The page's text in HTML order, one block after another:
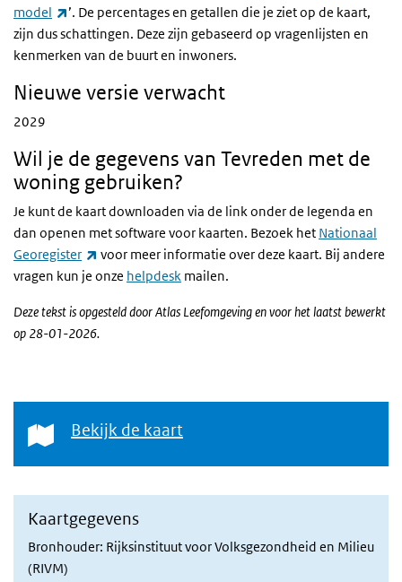
model
(externe link)
’. De percentages en getallen die je ziet op de kaart,
zijn dus schattingen. Deze zijn gebaseerd op vragenlijsten en
kenmerken van de buurt en inwoners.
Nieuwe versie verwacht
2029
Wil je de gegevens van Tevreden met de
woning gebruiken?
Je kunt de kaart downloaden via de link onder de legenda en
dan openen met software voor kaarten. Bezoek het Nationaal
Georegister
(externe link)
voor meer informatie over deze kaart. Bij andere
vragen kun je onze helpdesk mailen.
Deze tekst is opgesteld door Atlas Leefomgeving en voor het laatst bewerkt
op 28-01-2026.
Bekijk de kaart
Bekijk de kaart
Kaartgegevens
Bronhouder: Rijksinstituut voor Volksgezondheid en Milieu
(RIVM)